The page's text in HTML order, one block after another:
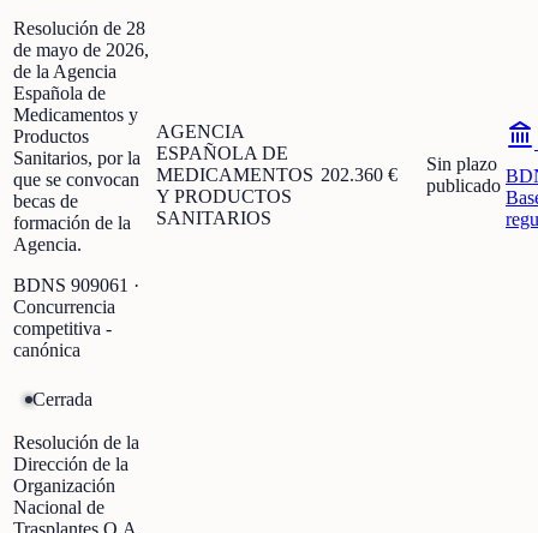
Resolución de 28
de mayo de 2026,
de la Agencia
Española de
Medicamentos y
Productos
Sanitarios, por la
que se convocan
becas de
formación de la
Agencia.
BDNS 909061 ·
Concurrencia
competitiva -
canónica
AGENCIA
ESPAÑOLA DE
MEDICAMENTOS
Y PRODUCTOS
SANITARIOS
202.360 €
Sin plazo
publicado
Cerrada
Resolución de la
Dirección de la
Organización
Nacional de